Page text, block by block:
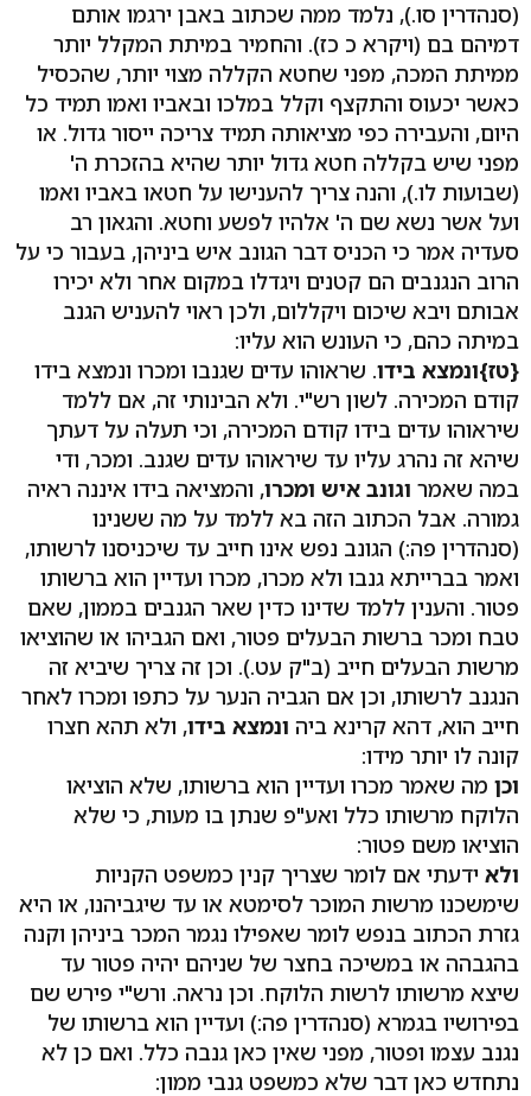
(סנהדרין סו.), נלמד ממה שכתוב באבן ירגמו אותם
דמיהם בם (ויקרא כ כז). והחמיר במיתת המקלל יותר
ממיתת המכה, מפני שחטא הקללה מצוי יותר, שהכסיל
כאשר יכעוס והתקצף וקלל במלכו ובאביו ואמו תמיד כל
היום, והעבירה כפי מציאותה תמיד צריכה ייסור גדול. או
מפני שיש בקללה חטא גדול יותר שהיא בהזכרת ה'
(שבועות לו.), והנה צריך להענישו על חטאו באביו ואמו
ועל אשר נשא שם ה' אלהיו לפשע וחטא. והגאון רב
סעדיה אמר כי הכניס דבר הגונב איש ביניהן, בעבור כי על
הרוב הנגנבים הם קטנים ויגדלו במקום אחר ולא יכירו
אבותם ויבא שיכום ויקללום, ולכן ראוי להעניש הגנב
במיתה כהם, כי העונש הוא עליו:
{טז}ונמצא בידו. שראוהו עדים שגנבו ומכרו ונמצא בידו
קודם המכירה. לשון רש"י. ולא הבינותי זה, אם ללמד
שיראוהו עדים בידו קודם המכירה, וכי תעלה על דעתך
שיהא זה נהרג עליו עד שיראוהו עדים שגנב. ומכר, ודי
במה שאמר וגונב איש ומכרו, והמציאה בידו איננה ראיה
גמורה. אבל הכתוב הזה בא ללמד על מה ששנינו
(סנהדרין פה:) הגונב נפש אינו חייב עד שיכניסנו לרשותו,
ואמר בברייתא גנבו ולא מכרו, מכרו ועדיין הוא ברשותו
פטור. והענין ללמד שדינו כדין שאר הגנבים בממון, שאם
טבח ומכר ברשות הבעלים פטור, ואם הגביהו או שהוציאו
מרשות הבעלים חייב (ב"ק עט.). וכן זה צריך שיביא זה
הנגנב לרשותו, וכן אם הגביה הנער על כתפו ומכרו לאחר
חייב הוא, דהא קרינא ביה ונמצא בידו, ולא תהא חצרו
קונה לו יותר מידו:
וכן מה שאמר מכרו ועדיין הוא ברשותו, שלא הוציאו
הלוקח מרשותו כלל ואע"פ שנתן בו מעות, כי שלא
הוציאו משם פטור:
ולא ידעתי אם לומר שצריך קנין כמשפט הקניות
שימשכנו מרשות המוכר לסימטא או עד שיגביהנו, או היא
גזרת הכתוב בנפש לומר שאפילו נגמר המכר ביניהן וקנה
בהגבהה או במשיכה בחצר של שניהם יהיה פטור עד
שיצא מרשותו לרשות הלוקח. וכן נראה. ורש"י פירש שם
בפירושיו בגמרא (סנהדרין פה:) ועדיין הוא ברשותו של
נגנב עצמו ופטור, מפני שאין כאן גנבה כלל. ואם כן לא
נתחדש כאן דבר שלא כמשפט גנבי ממון: